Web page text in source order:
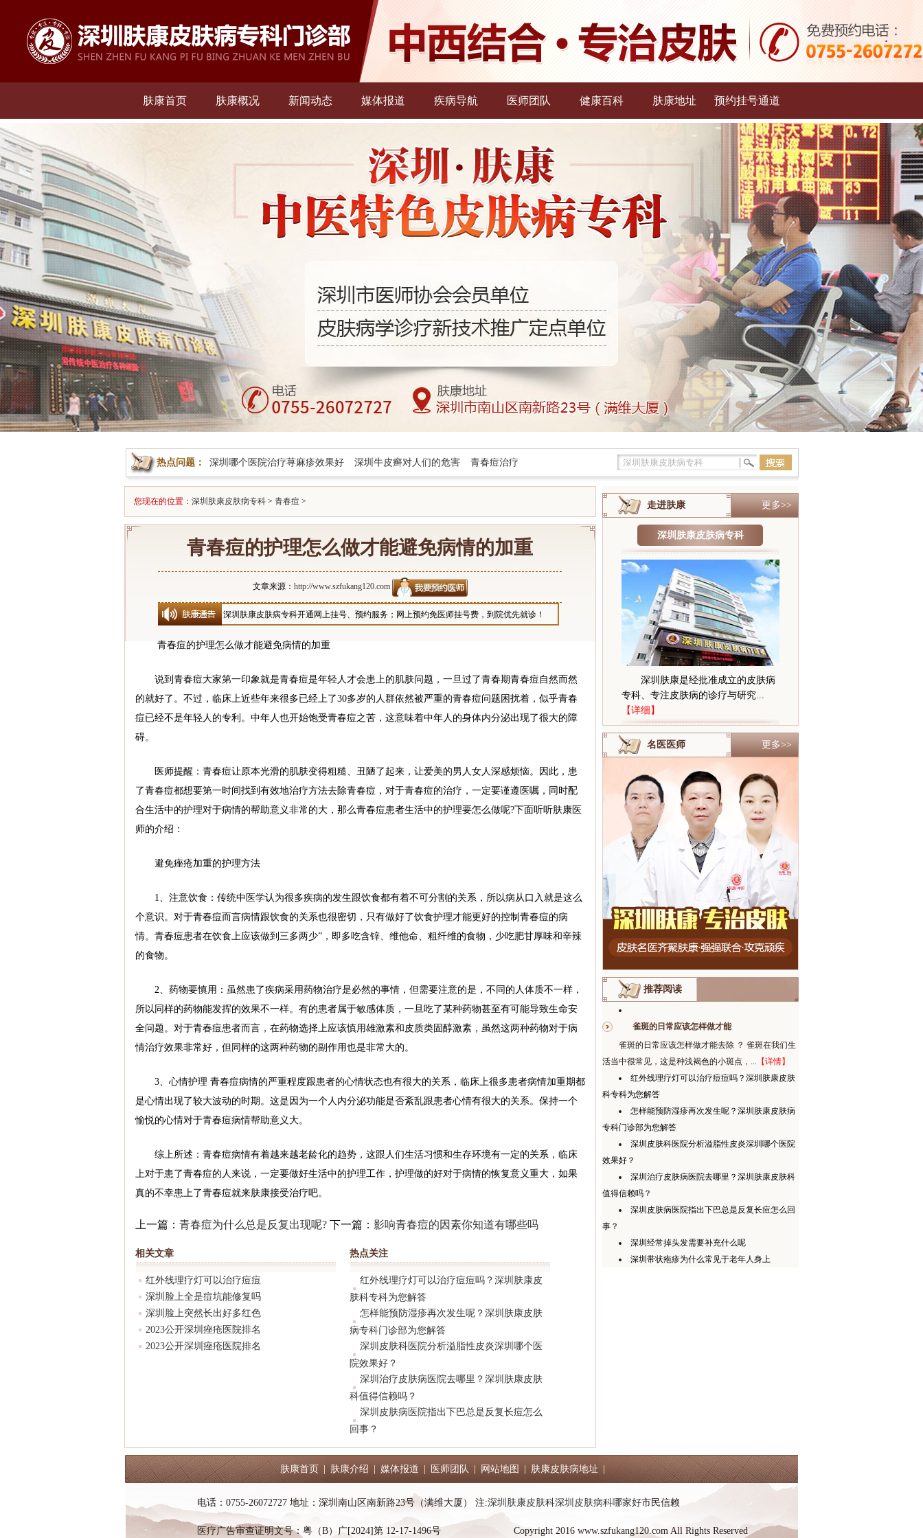
肤康首页 肤康概况 新闻动态 媒体报道 疾病导航 医师团队 健康百科 肤康地址 预约挂号通道
热点问题： 深圳哪个医院治疗荨麻疹效果好 深圳牛皮癣对人们的危害 青春痘治疗
您现在的位置： 深圳肤康皮肤病专科> 青春痘 >
青春痘的护理怎么做才能避免病情的加重
文章来源： http://www.szfukang120.com
深圳肤康皮肤病专科开通网上挂号、预约服务；网上预约免医师挂号费，到院优先就诊！
青春痘的护理怎么做才能避免病情的加重
说到青春痘大家第一印象就是青春痘是年轻人才会患上的肌肤问题，一旦过了青春期青春痘自然而然
的就好了。不过，临床上近些年来很多已经上了30多岁的人群依然被严重的青春痘问题困扰着，似乎青春
痘已经不是年轻人的专利。中年人也开始饱受青春痘之苦，这意味着中年人的身体内分泌出现了很大的障
碍。
医师提醒：青春痘让原本光滑的肌肤变得粗糙、丑陋了起来，让爱美的男人女人深感烦恼。因此，患
了青春痘都想要第一时间找到有效地治疗方法去除青春痘，对于青春痘的治疗，一定要谨遵医嘱，同时配
合生活中的护理对于病情的帮助意义非常的大，那么青春痘患者生活中的护理要怎么做呢?下面听听肤康医
师的介绍：
避免痤疮加重的护理方法
1、注意饮食：传统中医学认为很多疾病的发生跟饮食都有着不可分割的关系，所以病从口入就是这么
个意识。对于青春痘而言病情跟饮食的关系也很密切，只有做好了饮食护理才能更好的控制青春痘的病
情。青春痘患者在饮食上应该做到三多两少”，即多吃含锌、维他命、粗纤维的食物，少吃肥甘厚味和辛辣
的食物。
2、药物要慎用：虽然患了疾病采用药物治疗是必然的事情，但需要注意的是，不同的人体质不一样，
所以同样的药物能发挥的效果不一样。有的患者属于敏感体质，一旦吃了某种药物甚至有可能导致生命安
全问题。对于青春痘患者而言，在药物选择上应该慎用雄激素和皮质类固醇激素，虽然这两种药物对于病
情治疗效果非常好，但同样的这两种药物的副作用也是非常大的。
3、心情护理 青春痘病情的严重程度跟患者的心情状态也有很大的关系，临床上很多患者病情加重期都
是心情出现了较大波动的时期。这是因为一个人内分泌功能是否紊乱跟患者心情有很大的关系。保持一个
愉悦的心情对于青春痘病情帮助意义大。
综上所述：青春痘病情有着越来越老龄化的趋势，这跟人们生活习惯和生存环境有一定的关系，临床
上对于患了青春痘的人来说，一定要做好生活中的护理工作，护理做的好对于病情的恢复意义重大，如果
真的不幸患上了青春痘就来肤康接受治疗吧。
上一篇： 青春痘为什么总是反复出现呢?下一篇： 影响青春痘的因素你知道有哪些吗
相关文章
红外线理疗灯可以治疗痘痘
深圳脸上全是痘坑能修复吗
深圳脸上突然长出好多红色
2023公开深圳痤疮医院排名
2023公开深圳痤疮医院排名
热点关注
红外线理疗灯可以治疗痘痘吗？深圳肤康皮
肤科专科为您解答
怎样能预防湿疹再次发生呢？深圳肤康皮肤
病专科门诊部为您解答
深圳皮肤科医院分析溢脂性皮炎深圳哪个医
院效果好？
深圳治疗皮肤病医院去哪里？深圳肤康皮肤
科值得信赖吗？
深圳皮肤病医院指出下巴总是反复长痘怎么
回事？
更多>>
走进肤康
深圳肤康皮肤病专科
深圳肤康是经批准成立的皮肤病
专科、专注皮肤病的诊疗与研究...
【详细】
更多>>
名医医师
推荐阅读
雀斑的日常应该怎样做才能
雀斑的日常应该怎样做才能去除 ？ 雀斑在我们生
活当中很常见，这是种浅褐色的小斑点，... 【详情】
红外线理疗灯可以治疗痘痘吗？深圳肤康皮肤
科专科为您解答
怎样能预防湿疹再次发生呢？深圳肤康皮肤病
专科门诊部为您解答
深圳皮肤科医院分析溢脂性皮炎深圳哪个医院
效果好？
深圳治疗皮肤病医院去哪里？深圳肤康皮肤科
值得信赖吗？
深圳皮肤病医院指出下巴总是反复长痘怎么回
事？
深圳经常掉头发需要补充什么呢
深圳带状疱疹为什么常见于老年人身上
肤康首页 肤康介绍 媒体报道 医师团队 网站地图 肤康皮肤病地址
电话：0755-26072727 地址：深圳南山区南新路23号（满维大厦） 注:深圳肤康皮肤科深圳皮肤病科哪家好市民信赖
医疗广告审查证明文号：粤（B）广[2024]第 12-17-1496号 Copyright 2016 www.szfukang120.com All Rights Reserved